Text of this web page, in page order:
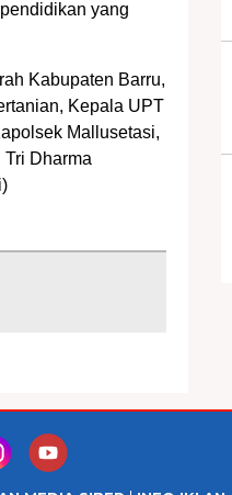
yang
Kabupaten Barru,
Kepala UPT
Mallusetasi,
Dharma